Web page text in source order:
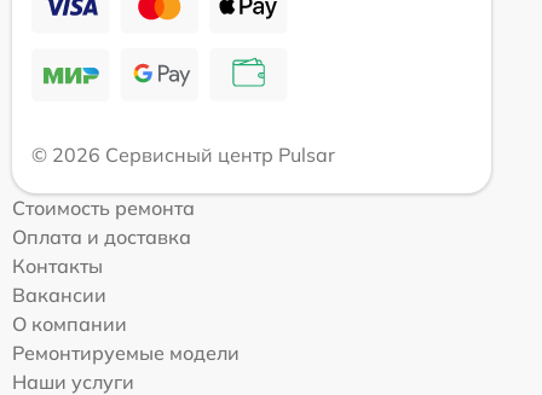
© 2026 Сервисный центр Pulsar
Стоимость ремонта
Оплата и доставка
Контакты
Вакансии
О компании
Ремонтируемые модели
Наши услуги